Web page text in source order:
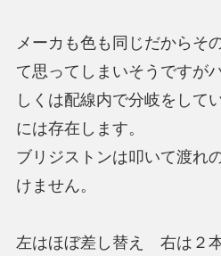
メーカも色も同じだからそ
て思ってしまいそうですが
しくは配線内で分岐をして
には存在します。
ブリジストンは叩いて渡れ
けません。
左はほぼ差し替え 右は２